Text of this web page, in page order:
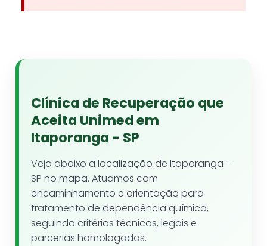
Clínica de Recuperação que
Aceita Unimed em
Itaporanga - SP
Veja abaixo a localização de Itaporanga –
SP no mapa. Atuamos com
encaminhamento e orientação para
tratamento de dependência química,
seguindo critérios técnicos, legais e
parcerias homologadas.